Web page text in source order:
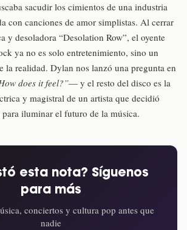
sacudir los cimientos de una industria
con canciones de amor simplistas. Al cerrar
y desoladora “Desolation Row”, el oyente
ya no es solo entretenimiento, sino un
la realidad. Dylan nos lanzó una pregunta en
does it feel?”— y el resto del disco es la
y magistral de un artista que decidió
iluminar el futuro de la música.
esta nota? Síguenos
para más
conciertos y cultura pop antes que
nadie